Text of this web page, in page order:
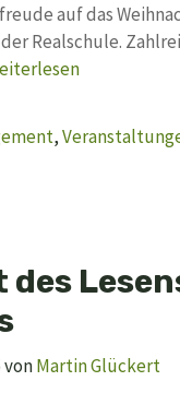
auf das
Realschule.
,
des
vonMartin Glückert